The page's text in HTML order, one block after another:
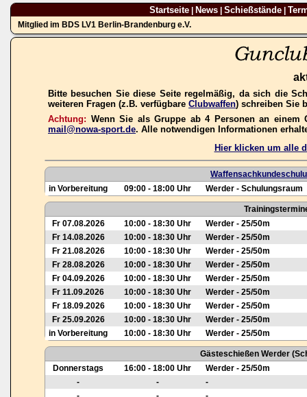
Startseite| News| Schießstände|
Mitglied im BDS LV1 Berlin-Brandenburg e.V.
Bitte besuchen Sie diese Seite regelmäßig, da sich die
weiteren Fragen (z.B. verfügbare Clubwaffen) schreiben Sie
Achtung: Wenn Sie als Gruppe ab 4 Personen an
mail@nowa-sport.de. Alle notwendigen Informationen
Hier klicken um alle
in Vorbereitung
09:00 - 18:00 Uhr Werder - Schulungsraum
Fr 07.08.2026
10:00 - 18:30 Uhr
Werder - 25/50m
Fr 14.08.2026
10:00 - 18:30 Uhr
Werder - 25/50m
Fr 21.08.2026
10:00 - 18:30 Uhr
Werder - 25/50m
Fr 28.08.2026
10:00 - 18:30 Uhr
Werder - 25/50m
Fr 04.09.2026
10:00 - 18:30 Uhr
Werder - 25/50m
Fr 11.09.2026
10:00 - 18:30 Uhr
Werder - 25/50m
Fr 18.09.2026
10:00 - 18:30 Uhr
Werder - 25/50m
Fr 25.09.2026
10:00 - 18:30 Uhr
Werder - 25/50m
in Vorbereitung
10:00 - 18:30 Uhr Werder - 25/50m
Gästeschießen Werder
Donnerstags
16:00 - 18:00 Uhr
Werder - 25/50m
-
-
-